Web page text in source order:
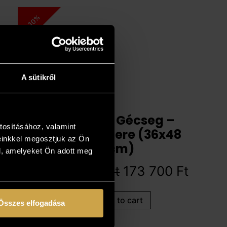
A sütikről
valamint
megosztjuk az Ön
amelyeket Ön adott meg
elfogadása
10%
András Gécseg –
Somewhere (36x48
cm)
Ft 173 700 Ft
Add to cart